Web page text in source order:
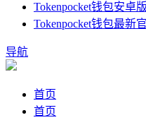
Tokenpocket钱包安卓版
Tokenpocket钱包最新
导航
首页
首页